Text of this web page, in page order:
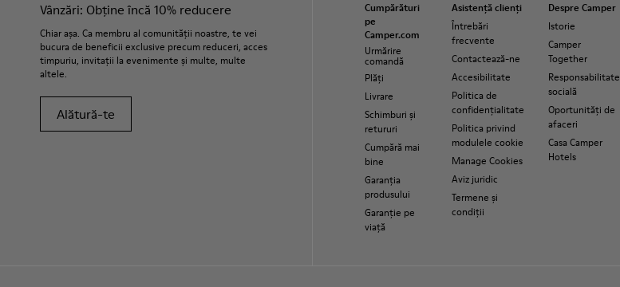
Vânzări: Obține încă 10% reducere
Chiar așa. Ca membru al comunității noastre, te vei
bucura de beneficii exclusive precum reduceri, acces
timpuriu, invitații la evenimente și multe, multe
altele.
Alătură-te
Cumpărături
pe
Camper.com
Urmărire
comandă
Plăți
Livrare
Schimburi și
retururi
Cumpără mai
bine
Garanția
produsului
Garanție pe
viață
Asistență clienți
Întrebări
frecvente
Contactează-ne
Accesibilitate
Politica de
confidențialitate
Politica privind
modulele cookie
Manage Cookies
Aviz juridic
Termene și
condiții
Despre Camper
Istorie
Camper
Together
Responsabilitate
socială
Oportunități de
afaceri
Casa Camper
Hotels